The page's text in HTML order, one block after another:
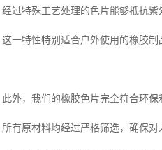
经过特殊工艺处理的色片能够抵抗紫
这一特性特别适合户外使用的橡胶制
此外，我们的橡胶色片完全符合环保
所有原材料均经过严格筛选，确保对